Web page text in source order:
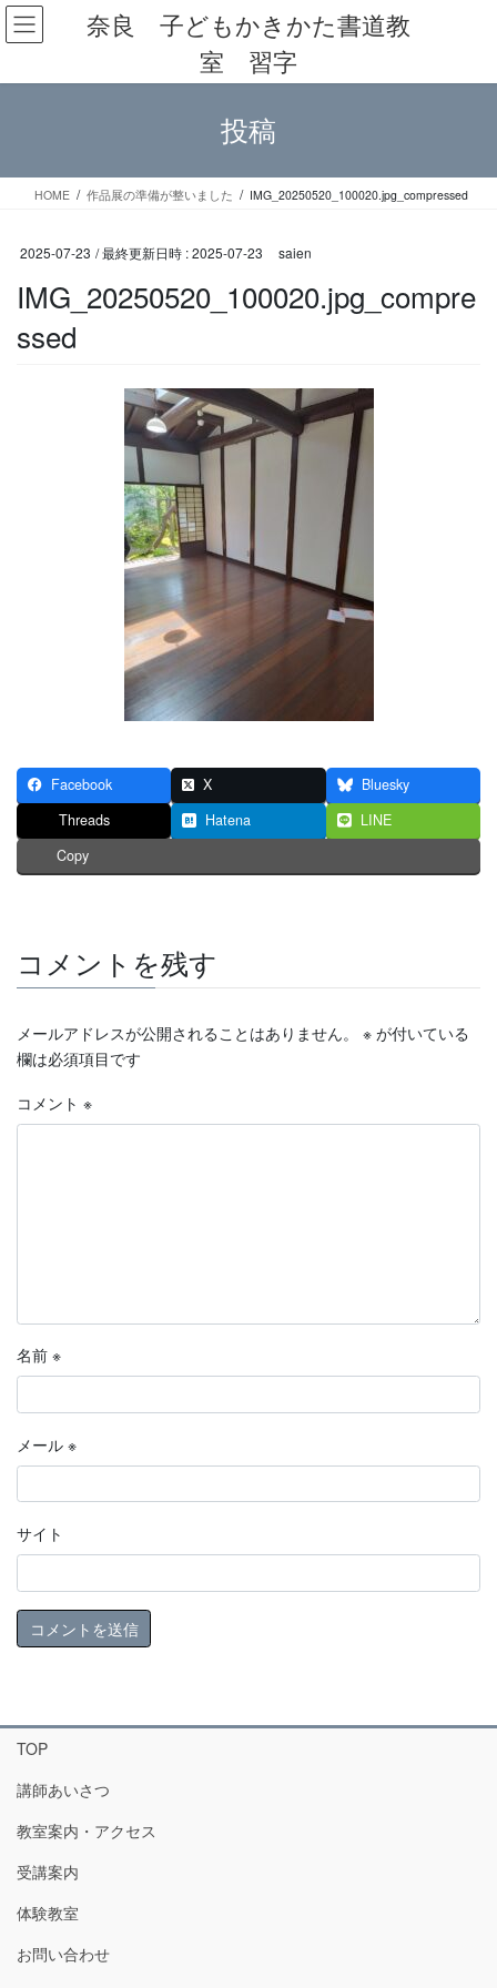
コ
ン
ン
キ
ナ
ビ
ー
に
奈良 子どもかきかた書道教
室 習字
投稿
HOME 作品展の準備が整いました IMG_20250520_100020.jpg_compressed
2025-07-23 / 最終更新日時 :2025-07-23 saien
IMG_20250520_100020.jpg_compre
ssed
Facebook X
Bluesky
Threads
Hatena
LINE
Copy
コメントを残す
メールアドレスが公開されることはありません。 ※ が付いている
欄は必須項目です
コメント ※
名前 ※
メール ※
サイト
TOP
講師あいさつ
教室案内・アクセス
受講案内
体験教室
お問い合わせ